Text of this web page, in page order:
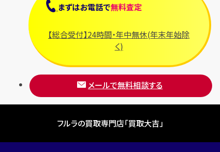
まずはお電話で無料査定
【総合受付】24時間・年中無休(年末年始除
く)
メールで無料相談する
フルラの買取専門店「買取大吉」